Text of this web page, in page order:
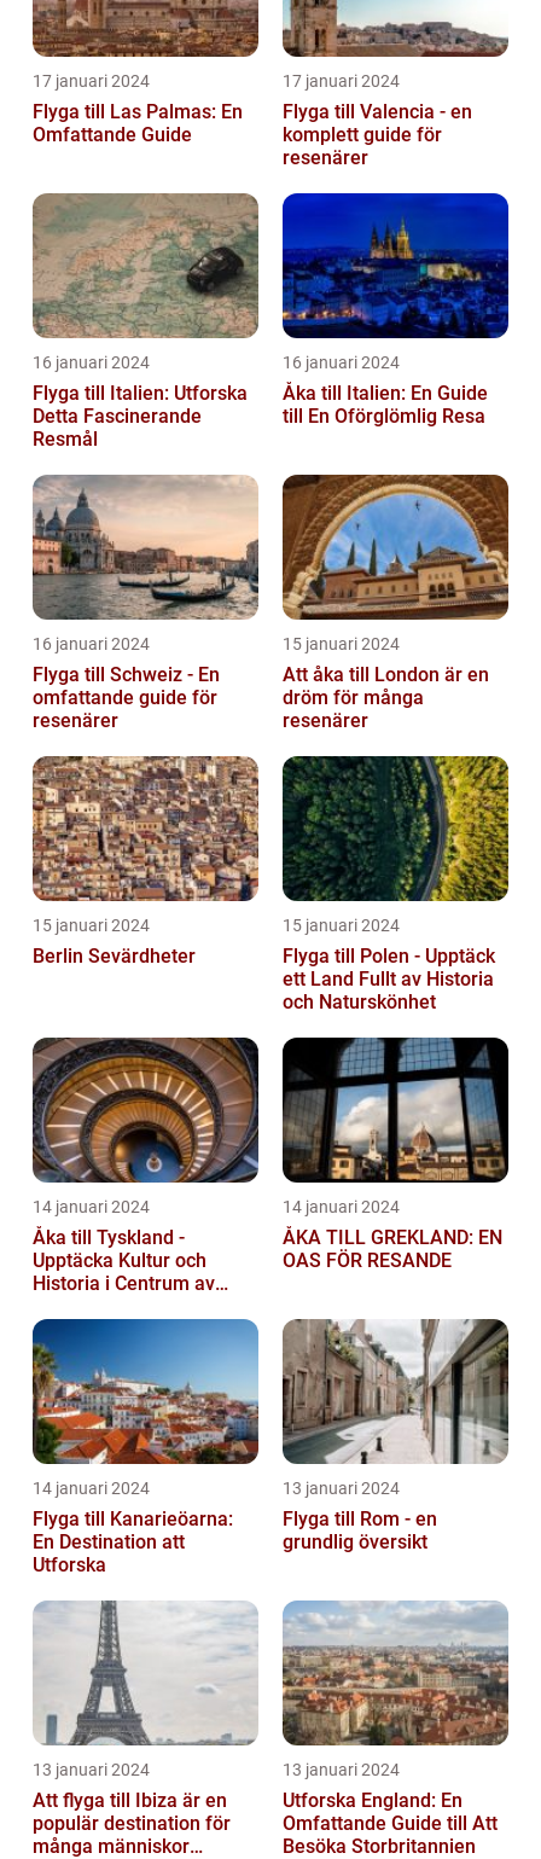
17 januari 2024
Flyga till Las Palmas: En
Omfattande Guide
17 januari 2024
Flyga till Valencia - en
komplett guide för
resenärer
16 januari 2024
Flyga till Italien: Utforska
Detta Fascinerande
Resmål
16 januari 2024
Åka till Italien: En Guide
till En Oförglömlig Resa
16 januari 2024
Flyga till Schweiz - En
omfattande guide för
resenärer
15 januari 2024
Att åka till London är en
dröm för många
resenärer
15 januari 2024
Berlin Sevärdheter
15 januari 2024
Flyga till Polen - Upptäck
ett Land Fullt av Historia
och Naturskönhet
14 januari 2024
Åka till Tyskland -
Upptäcka Kultur och
Historia i Centrum av
14 januari 2024
ÅKA TILL GREKLAND: EN
OAS FÖR RESANDE
14 januari 2024
Flyga till Kanarieöarna:
En Destination att
Utforska
13 januari 2024
Flyga till Rom - en
grundlig översikt
13 januari 2024
Att flyga till Ibiza är en
populär destination för
många människor
13 januari 2024
Utforska England: En
Omfattande Guide till Att
Besöka Storbritannien